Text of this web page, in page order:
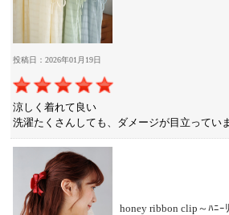
投稿日：2026年01月19日
涼しく着れて良い
洗濯たくさんしても、ダメージが目立ってい
honey ribbon clip～ﾊﾆｰ